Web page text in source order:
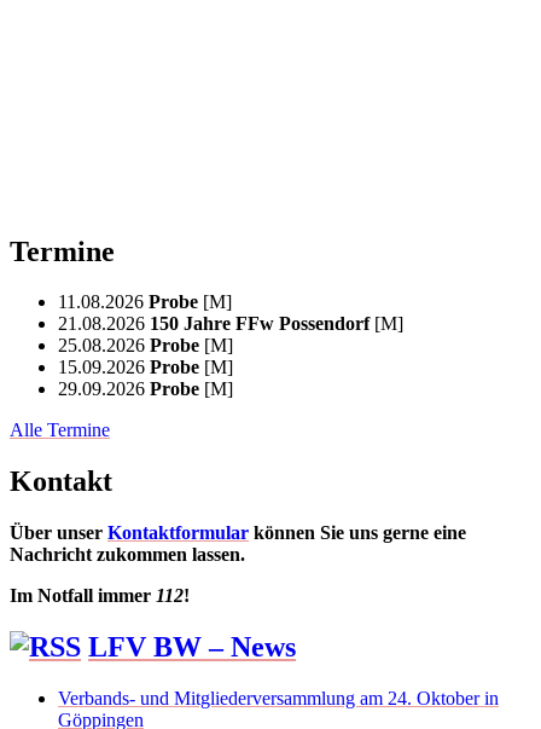
Termine
11.08.2026 Probe [M]
21.08.2026 150 Jahre FFw Possendorf [M]
25.08.2026 Probe [M]
15.09.2026 Probe [M]
29.09.2026 Probe [M]
Alle Termine
Kontakt
Über unser Kontaktformular können Sie uns gerne eine
Nachricht zukommen lassen.
Im Notfall immer 112!
LFV BW – News
Verbands- und Mitgliederversammlung am 24. Oktober in
Göppingen